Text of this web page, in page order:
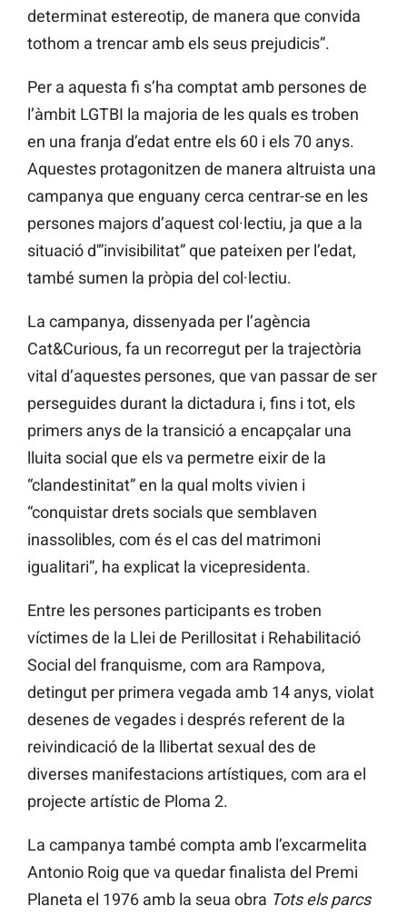
determinat estereotip, de manera que convida
tothom a trencar amb els seus prejudicis”.
Per a aquesta fi s’ha comptat amb persones de
l’àmbit LGTBI la majoria de les quals es troben
en una franja d’edat entre els 60 i els 70 anys.
Aquestes protagonitzen de manera altruista una
campanya que enguany cerca centrar-se en les
persones majors d’aquest col·lectiu, ja que a la
situació d'”invisibilitat” que pateixen per l’edat,
també sumen la pròpia del col·lectiu.
La campanya, dissenyada per l’agència
Cat&Curious, fa un recorregut per la trajectòria
vital d’aquestes persones, que van passar de ser
perseguides durant la dictadura i, fins i tot, els
primers anys de la transició a encapçalar una
lluita social que els va permetre eixir de la
“clandestinitat” en la qual molts vivien i
“conquistar drets socials que semblaven
inassolibles, com és el cas del matrimoni
igualitari”, ha explicat la vicepresidenta.
Entre les persones participants es troben
víctimes de la Llei de Perillositat i Rehabilitació
Social del franquisme, com ara Rampova,
detingut per primera vegada amb 14 anys, violat
desenes de vegades i després referent de la
reivindicació de la llibertat sexual des de
diverses manifestacions artístiques, com ara el
projecte artístic de Ploma 2.
La campanya també compta amb l’excarmelita
Antonio Roig que va quedar finalista del Premi
Planeta el 1976 amb la seua obra Tots els parcs